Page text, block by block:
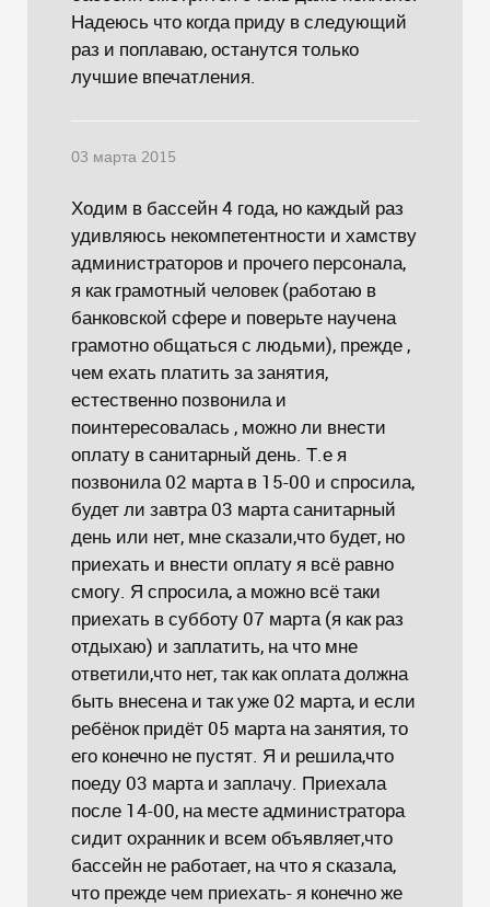
Надеюсь что когда приду в следующий
раз и поплаваю, останутся только
лучшие впечатления.
03 марта 2015
Ходим в бассейн 4 года, но каждый раз
удивляюсь некомпетентности и хамству
администраторов и прочего персонала,
я как грамотный человек (работаю в
банковской сфере и поверьте научена
грамотно общаться с людьми), прежде ,
чем ехать платить за занятия,
естественно позвонила и
поинтересовалась , можно ли внести
оплату в санитарный день. Т.е я
позвонила 02 марта в 15-00 и спросила,
будет ли завтра 03 марта санитарный
день или нет, мне сказали,что будет, но
приехать и внести оплату я всё равно
смогу. Я спросила, а можно всё таки
приехать в субботу 07 марта (я как раз
отдыхаю) и заплатить, на что мне
ответили,что нет, так как оплата должна
быть внесена и так уже 02 марта, и если
ребёнок придёт 05 марта на занятия, то
его конечно не пустят. Я и решила,что
поеду 03 марта и заплачу. Приехала
после 14-00, на месте администратора
сидит охранник и всем объявляет,что
бассейн не работает, на что я сказала,
что прежде чем приехать- я конечно же